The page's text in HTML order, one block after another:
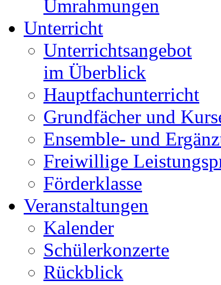
Umrahmungen
Unterricht
Unterrichtsangebot
im Überblick
Hauptfachunterricht
Grundfächer und
Ensemble- und
Freiwillige
Förderklasse
Veranstaltungen
Kalender
Schülerkonzerte
Rückblick